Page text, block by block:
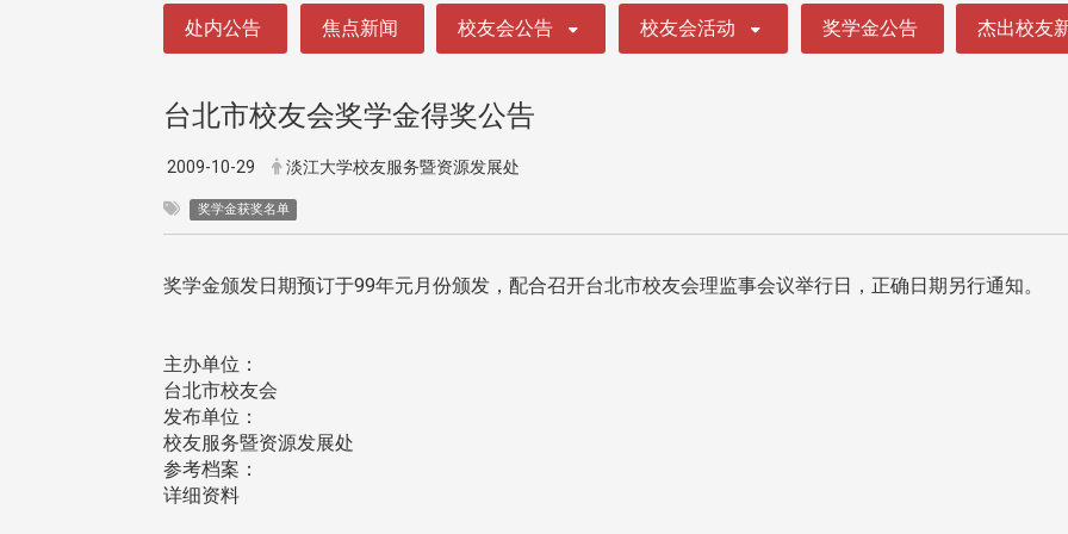
处内公告 焦点新闻 校友会公告 校友会活动 奖学金公告 杰出校友
台北市校友会奖学金得奖公告
2009-10-29 淡江大学校友服务暨资源发展处
奖学金获奖名单
奖学金颁发日期预订于99年元月份颁发，配合召开台北市校友会理监事会议举行日，正确日期另行通知。
主办单位：
台北市校友会
发布单位：
校友服务暨资源发展处
参考档案：
详细资料